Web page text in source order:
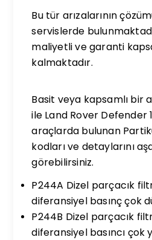
Bu tür arızalarının
servislerde
maliyetli ve garanti
kalmaktadır.
Basit veya kapsamlı bir
ile Land Rover Defender
araçlarda bulunan
kodları ve detaylarını
görebilirsiniz.
P244A Dizel parçacık
diferansiyel basınç çok
P244B Dizel parçacık
diferansiyel basıncı çok